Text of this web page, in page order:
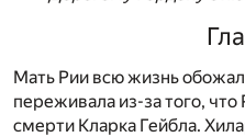
Мать Рии всю жизнь
переживала из-за того, что
смерти Кларка Гейбла.